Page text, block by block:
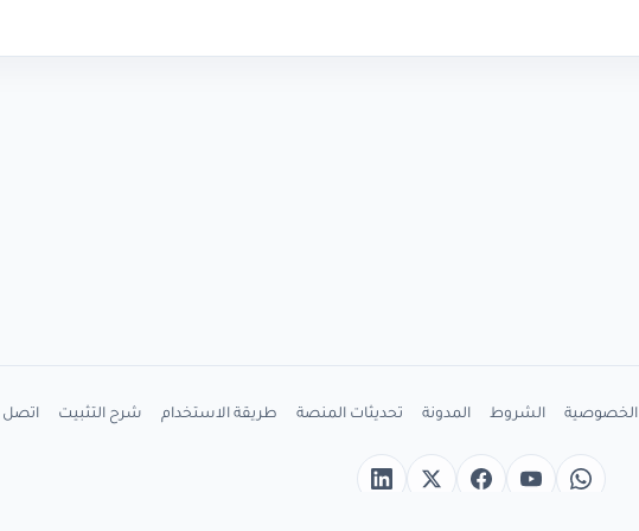
الخصوصية الشروط المدونة تحديثات المنصة طريقة الاستخدام شرح التثبيت اتصل
واتسابYouTube
Facebook
X
LinkedIn